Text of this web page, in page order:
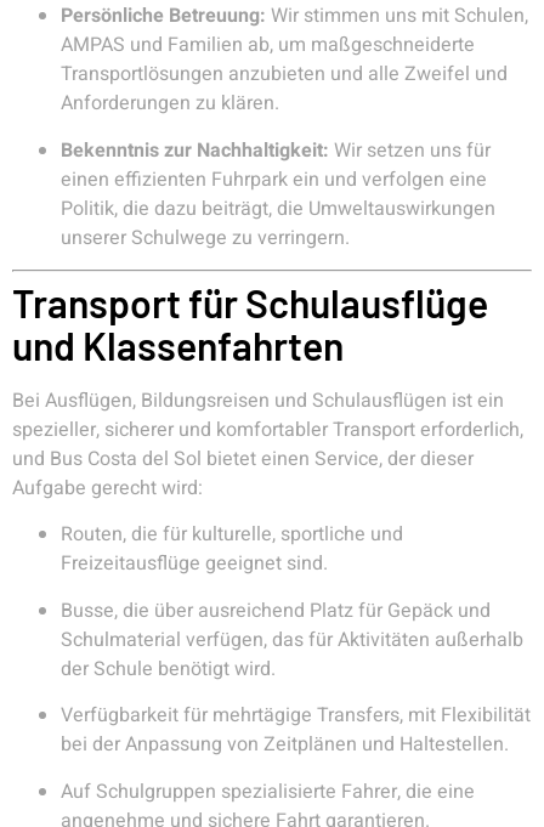
Persönliche Betreuung: Wir stimmen uns mit Schulen,
AMPAS und Familien ab, um maßgeschneiderte
Transportlösungen anzubieten und alle Zweifel und
Anforderungen zu klären.
Bekenntnis zur Nachhaltigkeit: Wir setzen uns für
einen effizienten Fuhrpark ein und verfolgen eine
Politik, die dazu beiträgt, die Umweltauswirkungen
unserer Schulwege zu verringern.
Transport für Schulausflüge
und Klassenfahrten
Bei Ausflügen, Bildungsreisen und Schulausflügen ist ein
spezieller, sicherer und komfortabler Transport erforderlich,
und Bus Costa del Sol bietet einen Service, der dieser
Aufgabe gerecht wird:
Routen, die für kulturelle, sportliche und
Freizeitausflüge geeignet sind.
Busse, die über ausreichend Platz für Gepäck und
Schulmaterial verfügen, das für Aktivitäten außerhalb
der Schule benötigt wird.
Verfügbarkeit für mehrtägige Transfers, mit Flexibilität
bei der Anpassung von Zeitplänen und Haltestellen.
Auf Schulgruppen spezialisierte Fahrer, die eine
angenehme und sichere Fahrt garantieren.